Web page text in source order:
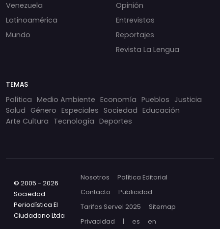
Venezuela
Latinoamérica
Mundo
Opinión
Entrevistas
Reportajes
Revista La Lengua
TEMAS
Política Medio Ambiente Economía Pueblos Justicia
Salud Género Especiales Sociedad Educación
Arte Cultura Tecnología Deportes
© 2005 - 2026
Sociedad
Periodística El
Ciudadano Ltda
Nosotros
Política Editorial
Contacto
Publicidad
Tarifas Servel 2025
Sitemap
Privacidad
| es en